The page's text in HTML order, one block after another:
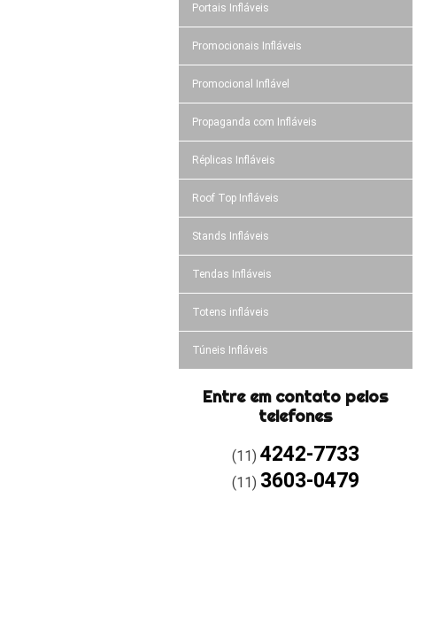
Portais Infláveis
Promocionais Infláveis
Promocional Inflável
Propaganda com Infláveis
Réplicas Infláveis
Roof Top Infláveis
Stands Infláveis
Tendas Infláveis
Totens infláveis
Túneis Infláveis
Entre em contato pelos
telefones
(11) 4242-7733
(11) 3603-0479